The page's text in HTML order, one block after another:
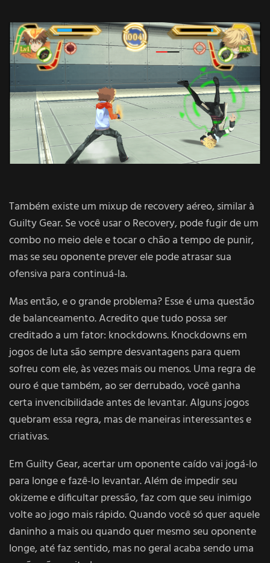
Também existe um mixup de recovery aéreo, similar à
Guilty Gear. Se você usar o Recovery, pode fugir de um
combo no meio dele e tocar o chão a tempo de punir,
mas se seu oponente prever ele pode atrasar sua
ofensiva para continuá-la.
Mas então, e o grande problema? Esse é uma questão
de balanceamento. Acredito que tudo possa ser
creditado a um fator: knockdowns. Knockdowns em
jogos de luta são sempre desvantagens para quem
sofreu com ele, às vezes mais ou menos. Uma regra de
ouro é que também, ao ser derrubado, você ganha
certa invencibilidade antes de levantar. Alguns jogos
quebram essa regra, mas de maneiras interessantes e
criativas.
Em Guilty Gear, acertar um oponente caído vai jogá-lo
para longe e fazê-lo levantar. Além de impedir seu
okizeme e dificultar pressão, faz com que seu inimigo
volte ao jogo mais rápido. Quando você só quer aquele
daninho a mais ou quando quer mesmo seu oponente
longe, até faz sentido, mas no geral acaba sendo uma